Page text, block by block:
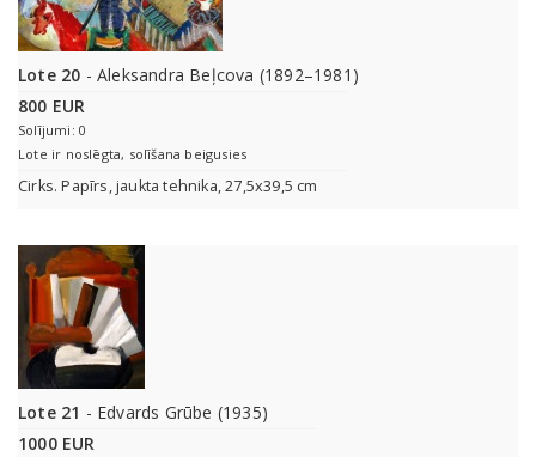
Lote 20 - Aleksandra Beļcova (1892–1981)
800 EUR
Solījumi: 0
Lote ir noslēgta, solīšana beigusies
Cirks. Papīrs, jaukta tehnika, 27,5x39,5 cm
Lote 21 - Edvards Grūbe (1935)
1000 EUR